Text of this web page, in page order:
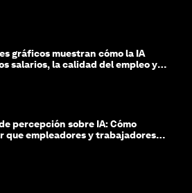
gráficos muestran cómo la IA
salarios, la calidad del empleo y
percepción sobre IA: Cómo
que empleadores y trabajadores